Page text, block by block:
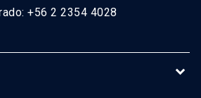
+56 2 2354 4028